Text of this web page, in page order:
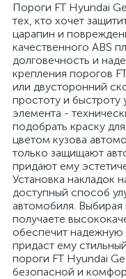
Пороги FT Hyundai
тех, кто хочет
царапин и
качественного ABS
долговечность и
крепления порогов
или двусторонний
простоту и быстроту
элемента -
подобрать краску
цветом кузова
только защищают
придают ему
Установка накладок
доступный способ
автомобиля.
получаете
обеспечит надежную
придаст ему
пороги FT Hyundai
безопасной и